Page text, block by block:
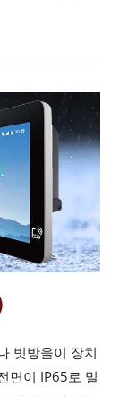
빗방울이 장치
면이 IP65로 밀